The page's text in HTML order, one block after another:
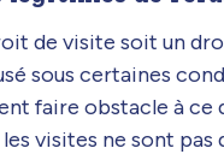
de visite soit un
sous certaines
faire obstacle à ce
visites ne sont pas